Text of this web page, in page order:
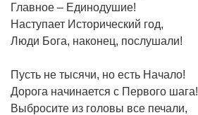
Главное – Единодушие!
Наступает Исторический год,
Люди Бога, наконец, послушали!
Пусть не тысячи, но есть Начало!
Дорога начинается с Первого шага!
Выбросите из головы все печали,